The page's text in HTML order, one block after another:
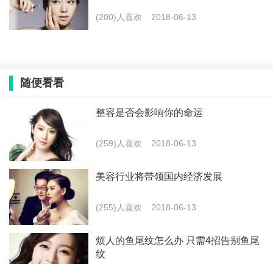
(200)人喜欢 2018-06-13
随便看看
整容是否会影响你的命运
(259)人喜欢 2018-06-13
美容行业将带领国内经济发展
(255)人喜欢 2018-06-13
烦人的鱼尾纹怎么办 只需4招告别鱼尾
纹